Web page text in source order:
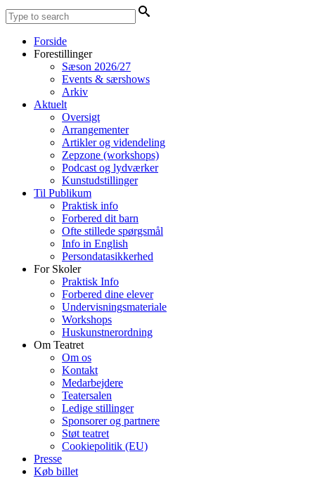
Forside
Forestillinger
Sæson 2026/27
Events & særshows
Arkiv
Aktuelt
Oversigt
Arrangementer
Artikler og videndeling
Zepzone (workshops)
Podcast og lydværker
Kunstudstillinger
Til Publikum
Praktisk info
Forbered dit barn
Ofte stillede spørgsmål
Info in English
Persondatasikkerhed
For Skoler
Praktisk Info
Forbered dine elever
Undervisningsmateriale
Workshops
Huskunstnerordning
Om Teatret
Om os
Kontakt
Medarbejdere
Teatersalen
Ledige stillinger
Sponsorer og partnere
Støt teatret
Cookiepolitik (EU)
Presse
Køb billet